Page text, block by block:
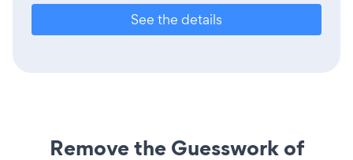
See the details
Remove the Guesswork of